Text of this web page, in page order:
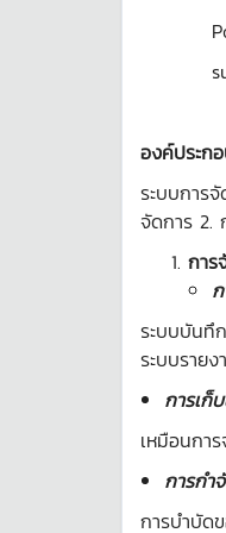
องค์ประก
ระบบการ
จัดการ 2.
การ
ระบบบันทึ
ระบบราย
การเก็
เหมือนกา
การกำ
การบำบัด